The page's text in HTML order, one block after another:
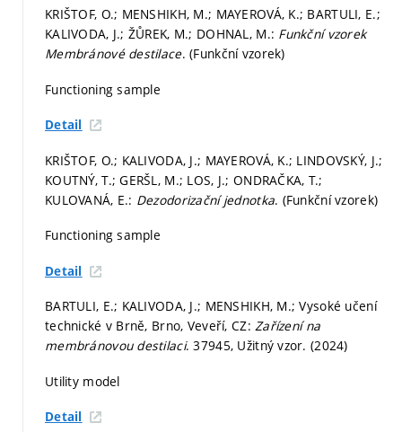
KRIŠTOF, O.; MENSHIKH, M.; MAYEROVÁ, K.; BARTULI, E.;
KALIVODA, J.; ŽŮREK, M.; DOHNAL, M.: Funkční vzorek
Membránové destilace. (Funkční vzorek)
Functioning sample
Detail
KRIŠTOF, O.; KALIVODA, J.; MAYEROVÁ, K.; LINDOVSKÝ, J.;
KOUTNÝ, T.; GERŠL, M.; LOS, J.; ONDRAČKA, T.;
KULOVANÁ, E.: Dezodorizační jednotka. (Funkční vzorek)
Functioning sample
Detail
BARTULI, E.; KALIVODA, J.; MENSHIKH, M.; Vysoké učení
technické v Brně, Brno, Veveří, CZ:Zařízení na
membránovou destilaci. 37945, Užitný vzor. (2024)
Utility model
Detail